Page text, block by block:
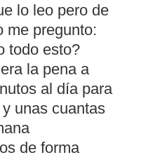
lo leo pero de
me pregunto:
todo esto?
la pena a
al día para
unas cuantas
de forma